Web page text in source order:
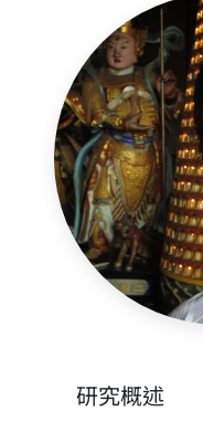
研究概述